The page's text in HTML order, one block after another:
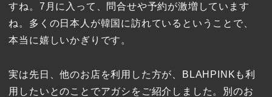
すね。7月に入って、問合せや予約が激増しています
ね。多くの日本人が韓国に訪れているということで、
本当に嬉しいかぎりです。
実は先日、他のお店を利用した方が、BLAHPINKも利
用したいとのことでアガシをご紹介しました。別のお